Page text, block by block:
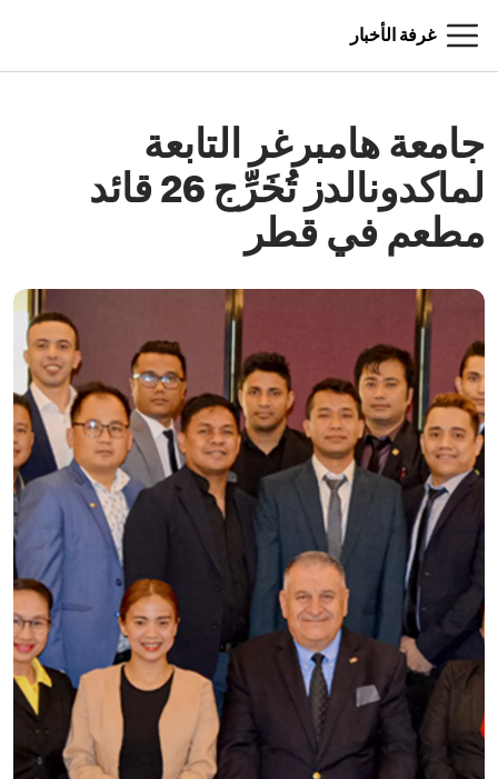
غرفة الأخبار
جامعة هامبرغر التابعة
لماكدونالدز تُخَرِّج 26 قائد
مطعم في قطر